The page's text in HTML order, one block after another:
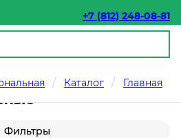
+7 (812) 248-08-81
Каталог Главная
посуды
Фильтры